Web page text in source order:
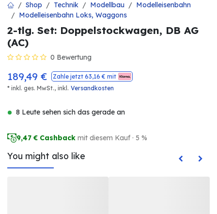
Shop Technik Modellbau
Modelleisenbahn
Modelleisenbahn Loks, Waggons
2-tlg. Set: Doppelstockwagen, DB AG
(AC)
0 Bewertung
189,49 € Zahle jetzt 63,16 € mit
* inkl. ges. MwSt., inkl. Versandkosten
8 Leute sehen sich das gerade an
9,47 € Cashback mit diesem Kauf · 5 %
You might also like